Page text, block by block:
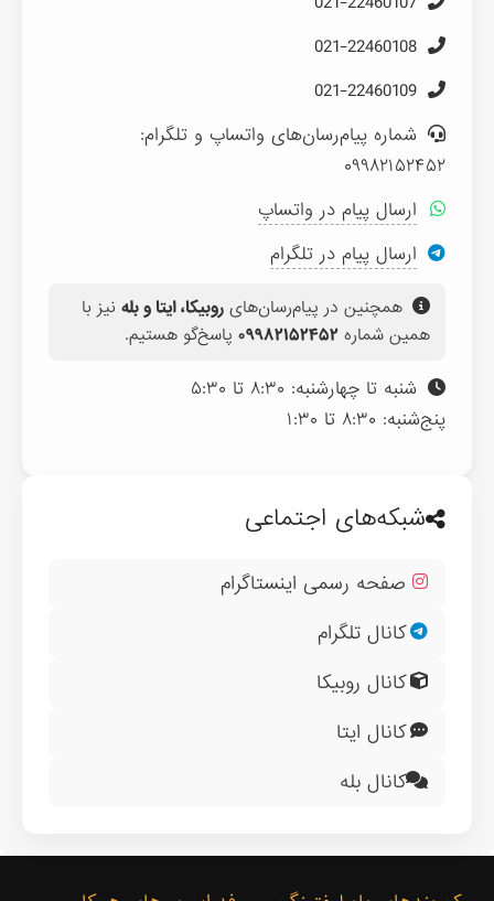
شماره پیام‌رسان‌های واتساپ و تلگرام:
۰۹۹۸۲۱۵۲۴۵۲
ارسال پیام در واتساپ
ارسال پیام در تلگرام
همچنین در پیام‌رسان‌های روبیکا، ایتا و بله نیز با
همین شماره ۰۹۹۸۲۱۵۲۴۵۲ پاسخ‌گو هستیم.
شنبه تا چهارشنبه: ۸:۳۰ تا ۵:۳۰
پنج‌شنبه: ۸:۳۰ تا ۱:۳۰
شبکه‌های اجتماعی
صفحه رسمی اینستاگرام
کانال تلگرام
کانال روبیکا
کانال ایتا
کانال بله